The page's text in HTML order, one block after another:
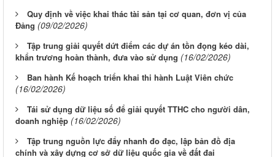
Quy định về việc khai thác tài sản tại cơ quan, đơn vị của
Đảng (09/02/2026)
Tập trung giải quyết dứt điểm các dự án tồn đọng kéo dài,
khẩn trương hoàn thành, đưa vào sử dụng (16/02/2026)
Ban hành Kế hoạch triển khai thi hành Luật Viên chức
(16/02/2026)
Tái sử dụng dữ liệu số để giải quyết TTHC cho người dân,
doanh nghiệp (16/02/2026)
Tập trung nguồn lực đẩy nhanh đo đạc, lập bản đồ địa
chính và xây dựng cơ sở dữ liệu quốc gia về đất đai